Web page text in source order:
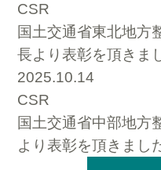
CSR
国土交通省東北地方
長より表彰を頂きま
2025.10.14
CSR
国土交通省中部地方
より表彰を頂きまし